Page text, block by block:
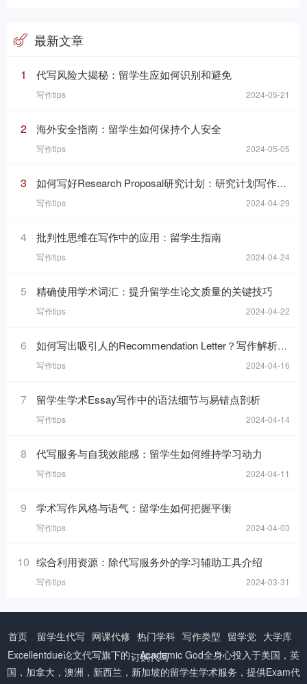
最新文章
1 代写风险大揭秘：留学生应如何识别和避免
写作tips 2024-05-21
2 海外安全指南：留学生如何保持个人安全
写作tips 2024-05-05
3 如何写好Research Proposal研究计划：研究计划写作的七个要素
写作tips 2024-04-29
4 批判性思维在写作中的应用：留学生指南
写作tips 2024-04-24
5 精确使用学术词汇：提升留学生论文质量的关键技巧
写作tips 2024-04-22
6 如何写出吸引人的Recommendation Letter？写作解析与技巧！
写作tips 2024-04-16
7 留学生学术Essay写作中的语法细节与易错点剖析
写作tips 2024-04-14
8 代写服务与自我效能感：留学生如何维持学习动力
写作tips 2024-04-11
9 学术写作风格与语气：留学生如何把握平衡
写作tips 2024-04-03
10 综合利用资源：除代写服务外的学习辅助工具介绍
写作tips 2024-03-31
首页 留学生代写 网课代修 热门学科 写作类型 留学党 大学库
订购代写
Excellentdue论文代写旗下的：Academic God全身心投入于美国，英
国，加拿大，澳洲，新西兰，新加坡的留学生学术服务，提供Exam代